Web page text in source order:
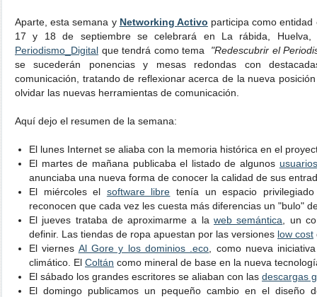
Aparte, esta semana y Networking Activo participa como
17 y 18 de septiembre se celebrará en La rábida,
Periodismo_Digital que tendrá como tema "Redescubrir el
se sucederán ponencias y mesas redondas con
comunicación, tratando de reflexionar acerca de la nueva
olvidar las nuevas herramientas de comunicación.
Aquí dejo el resumen de la semana:
El lunes Internet se aliaba con la memoria histórica en el
El martes de mañana publicaba el listado de algunos
anunciaba una nueva forma de conocer la calidad de sus
El miércoles el software libre tenía un espacio
reconocen que cada vez les cuesta más diferencias un "bulo"
El jueves trataba de aproximarme a la web semántica , un
definir. Las tiendas de ropa apuestan por las versiones low cost
El viernes Al Gore y los dominios .eco , como nueva
climático. El Coltán como mineral de base en la nueva
El sábado los grandes escritores se aliaban con las descargas
El domingo publicamos un pequeño cambio en el diseño